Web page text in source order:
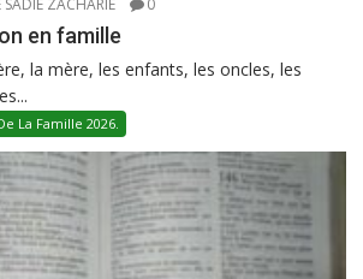
en famille
la mère, les enfants, les oncles, les
La Famille 2026.